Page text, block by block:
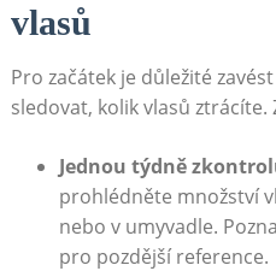
vlasů
Pro začátek je důležité
sledovat, kolik vlasů
Jednou týdně
prohlédněte množství
nebo v umyvadle.
pro pozdější reference.